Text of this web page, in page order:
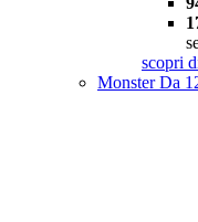
scopri
MonsterDa